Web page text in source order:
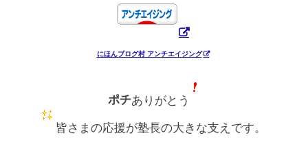
にほんブログ村 アンチエイジング
ポチありがとう
皆さまの応援が塾長の大きな支えです。